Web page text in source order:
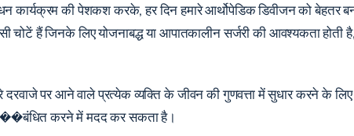
कार्यक्रम की पेशकश करके, हर दिन हमारे आर्थोपेडिक डिवीजन को
चोटें हैं जिनके लिए योजनाबद्ध या आपातकालीन सर्जरी की आवश्यकता
दरवाजे पर आने वाले प्रत्येक व्यक्ति के जीवन की गुणवत्ता में सुधार करने के
करने में मदद कर सकता है।